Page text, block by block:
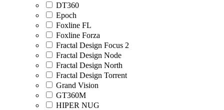
DT360
Epoch
Foxline FL
Foxline Forza
Fractal Design Focus 2
Fractal Design Node
Fractal Design North
Fractal Design Torrent
Grand Vision
GT360M
HIPER NUG